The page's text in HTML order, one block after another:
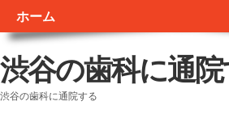
ホーム
渋谷の歯科に通
渋谷の歯科に通院する